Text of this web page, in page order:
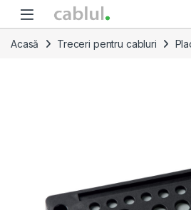
Skip to navigation
Skip to content
Acasă Treceri pentru cabluri